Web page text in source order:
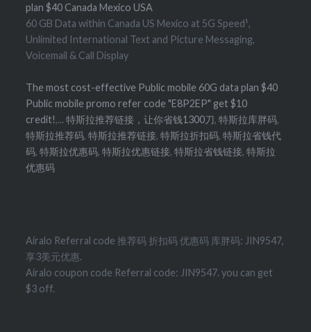
plan $40 Canada Mexico USA
60 GB Data within Canada US Mexico at 5G Speed¹,
Unlimited International Text and Picture Messaging,
Voicemail & Call Display
The most cost-effective Public mobile 60G data plan $40
Public mobile promo refer code "E8P2EP" get $10
credit!,...特斯拉推荐链接，让你省钱1300刀,特斯拉库胖码,
特斯拉推荐码,特斯拉推荐链接,特斯拉折扣码,特斯拉省钱代
码,特斯拉优惠码,特斯拉优惠链接, 特斯拉省钱链接,特斯拉
优惠码
Airalo Referral code 推荐码 折扣码 优惠码 库胖码: JIN9547,
享3美元优惠.
Airalo coupon code Referral code: JIN9547. you can get
$3 off.